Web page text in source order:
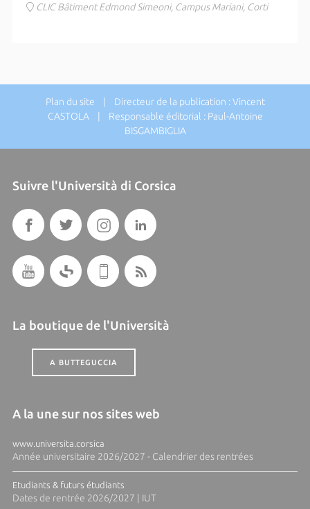
CLIC Bâtiment Edmond Simeoni, Campus Mariani, Corti
Plan du site | Directeur de la publication : Vincent
CASTOLA | Responsable éditorial : Paul-Antoine
BISGAMBIGLIA
Suivre l'Università di Corsica
La boutique de l'Università
A BUTTEGUCCIA
A la une sur nos sites web
www.universita.corsica
Année universitaire 2026/2027 - Calendrier des rentrées
Etudiants & futurs étudiants
Dates de rentrée 2026/2027 | IUT